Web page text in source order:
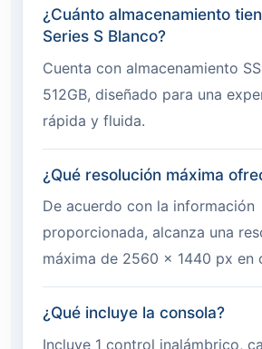
¿Cuánto almacenamiento
Series S Blanco?
Cuenta con almacenamiento
512GB, diseñado para una
rápida y fluida.
¿Qué resolución máxima
De acuerdo con la información
proporcionada, alcanza una
máxima de 2560 x 1440 px en
¿Qué incluye la consola?
Incluye 1 control inalámbrico,